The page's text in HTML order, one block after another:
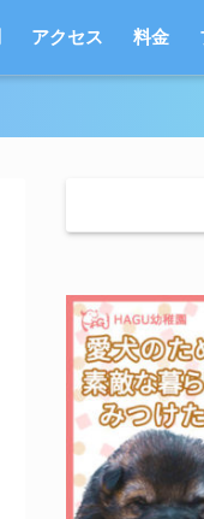
アクセス 料金